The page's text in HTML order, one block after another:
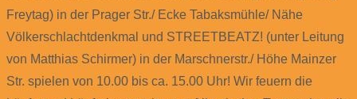
Freytag) in der Prager Str./ Ecke Tabaksmühle/ Nähe
Völkerschlachtdenkmal und STREETBEATZ! (unter Leitung
von Matthias Schirmer) in der Marschnerstr./ Höhe Mainzer
Str. spielen von 10.00 bis ca. 15.00 Uhr! Wir feuern die